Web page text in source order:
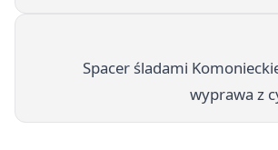
Spacer śladami
wyprawa z